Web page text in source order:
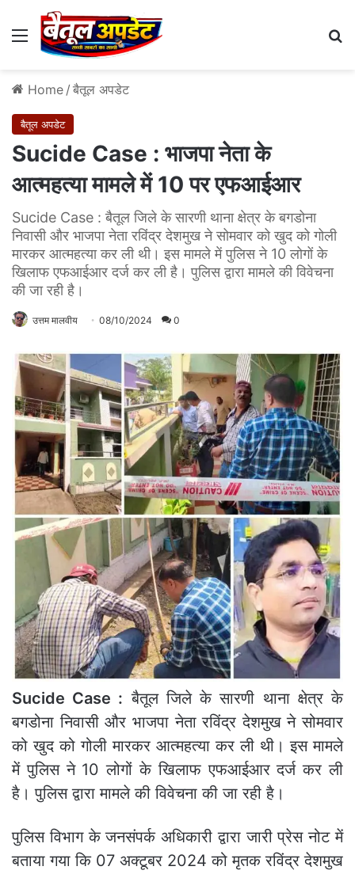
Menu
Home / बैतूल अपडेट
बैतूल अपडेट
Sucide Case : भाजपा नेता के
आत्महत्या मामले में 10 पर एफआईआर
Sucide Case : बैतूल जिले के सारणी थाना क्षेत्र के बगडोना
निवासी और भाजपा नेता रविंद्र देशमुख ने सोमवार को खुद को गोली
मारकर आत्महत्या कर ली थी। इस मामले में पुलिस ने 10 लोगों के
खिलाफ एफआईआर दर्ज कर ली है। पुलिस द्वारा मामले की विवेचना
की जा रही है।
उत्तम मालवीय 08/10/2024 0
Sucide Case : बैतूल जिले के सारणी थाना क्षेत्र के
बगडोना निवासी और भाजपा नेता रविंद्र देशमुख ने सोमवार
को खुद को गोली मारकर आत्महत्या कर ली थी। इस मामले
में पुलिस ने 10 लोगों के खिलाफ एफआईआर दर्ज कर ली
है। पुलिस द्वारा मामले की विवेचना की जा रही है।
पुलिस विभाग के जनसंपर्क अधिकारी द्वारा जारी प्रेस नोट में
बताया गया कि 07 अक्टूबर 2024 को मृतक रविंद्र देशमुख